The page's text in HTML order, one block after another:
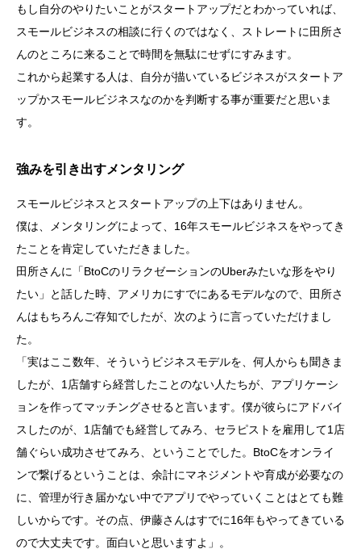
もし自分のやりたいことがスタートアップだとわかっていれば、
スモールビジネスの相談に行くのではなく、ストレートに田所さ
んのところに来ることで時間を無駄にせずにすみます。
これから起業する人は、自分が描いているビジネスがスタートア
ップかスモールビジネスなのかを判断する事が重要だと思いま
す。
強みを引き出すメンタリング
スモールビジネスとスタートアップの上下はありません。
僕は、メンタリングによって、16年スモールビジネスをやってき
たことを肯定していただきました。
田所さんに「BtoCのリラクゼーションのUberみたいな形をやり
たい」と話した時、アメリカにすでにあるモデルなので、田所さ
んはもちろんご存知でしたが、次のように言っていただけまし
た。
「実はここ数年、そういうビジネスモデルを、何人からも聞きま
したが、1店舗すら経営したことのない人たちが、アプリケーシ
ョンを作ってマッチングさせると言います。僕が彼らにアドバイ
スしたのが、1店舗でも経営してみろ、セラピストを雇用して1店
舗ぐらい成功させてみろ、ということでした。BtoCをオンライ
ンで繋げるということは、余計にマネジメントや育成が必要なの
に、管理が行き届かない中でアプリでやっていくことはとても難
しいからです。その点、伊藤さんはすでに16年もやってきている
ので大丈夫です。面白いと思いますよ」。